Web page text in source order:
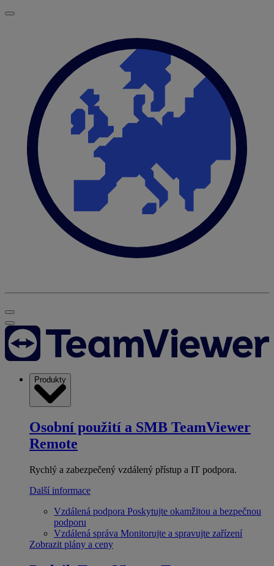
Produkty
Osobní použití a SMB TeamViewer
Remote
Rychlý a zabezpečený vzdálený přístup a IT podpora.
Další informace
Vzdálená podpora Poskytujte okamžitou a bezpečnou
podporu
Vzdálená správa Monitorujte a spravujte zařízení
Zobrazit plány a ceny